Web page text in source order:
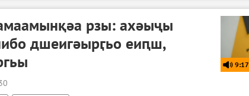
рзы: ахәыҷы
дшеигәырӷьо еиԥш,
9:17